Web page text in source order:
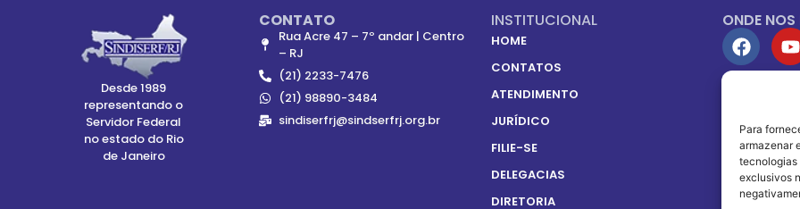
Para
armazenar
tecnologias
exclusivos
Desde 1989
representando o
Servidor Federal
no estado do Rio
de Janeiro
CONTATO
Rua Acre 47 – 7º andar | Centro
– RJ
(21) 2233-7476
(21) 98890-3484
sindiserfrj@sindserfrj.org.br
INSTITUCIONAL
HOME
CONTATOS
ATENDIMENTO
JURÍDICO
FILIE-SE
DELEGACIAS
DIRETORIA
ONDE